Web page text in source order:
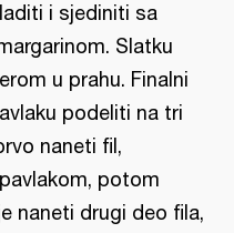
i sjediniti sa
Slatku
u prahu. Finalni
podeliti na tri
naneti fil,
potom
naneti drugi deo fila,